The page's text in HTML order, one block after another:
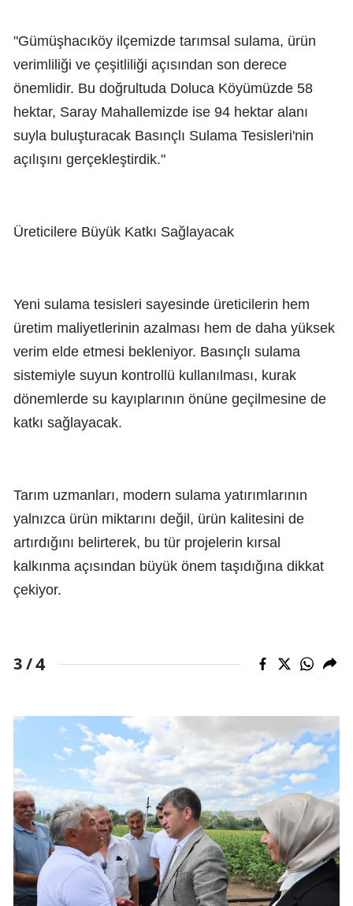
"Gümüşhacıköy ilçemizde tarımsal sulama, ürün
verimliliği ve çeşitliliği açısından son derece
önemlidir. Bu doğrultuda Doluca Köyümüzde 58
hektar, Saray Mahallemizde ise 94 hektar alanı
suyla buluşturacak Basınçlı Sulama Tesisleri'nin
açılışını gerçekleştirdik."
Üreticilere Büyük Katkı Sağlayacak
Yeni sulama tesisleri sayesinde üreticilerin hem
üretim maliyetlerinin azalması hem de daha yüksek
verim elde etmesi bekleniyor. Basınçlı sulama
sistemiyle suyun kontrollü kullanılması, kurak
dönemlerde su kayıplarının önüne geçilmesine de
katkı sağlayacak.
Tarım uzmanları, modern sulama yatırımlarının
yalnızca ürün miktarını değil, ürün kalitesini de
artırdığını belirterek, bu tür projelerin kırsal
kalkınma açısından büyük önem taşıdığına dikkat
çekiyor.
3 /4